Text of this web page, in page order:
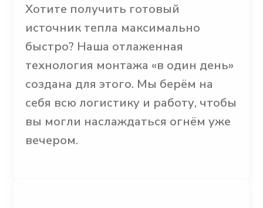
Хотите получить готовый
источник тепла максимально
быстро? Наша отлаженная
технология монтажа «в один день»
создана для этого. Мы берём на
себя всю логистику и работу, чтобы
вы могли наслаждаться огнём уже
вечером.